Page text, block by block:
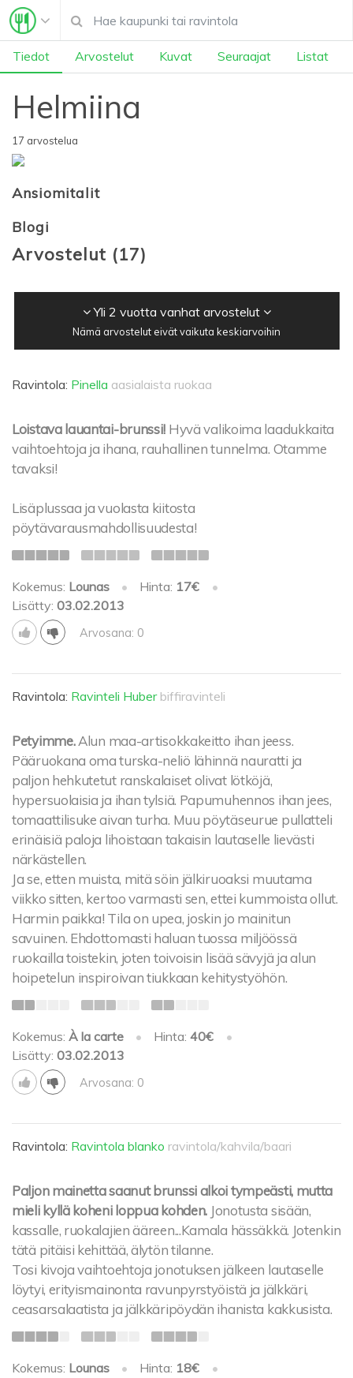
Tiedot Arvostelut Kuvat Seuraajat Listat
Helmiina
17 arvostelua
Ansiomitalit
Blogi
Arvostelut (17)
Yli 2 vuotta vanhat arvostelut
Nämä arvostelut eivät vaikuta keskiarvoihin
Ravintola: Pinella aasialaista ruokaa
Loistava lauantai-brunssi! Hyvä valikoima laadukkaita
vaihtoehtoja ja ihana, rauhallinen tunnelma. Otamme
tavaksi!
Lisäplussaa ja vuolasta kiitosta
pöytävarausmahdollisuudesta!
Kokemus: Lounas • Hinta: 17€
•
Lisätty: 03.02.2013
Arvosana: 0
Ravintola: Ravinteli Huber biffiravinteli
Petyimme.Alun maa-artisokkakeitto ihan jeess.
Pääruokana oma turska-neliö lähinnä nauratti ja
paljon hehkutetut ranskalaiset olivat lötköjä,
hypersuolaisia ja ihan tylsiä. Papumuhennos ihan jees,
tomaattilisuke aivan turha. Muu pöytäseurue pullatteli
erinäisiä paloja lihoistaan takaisin lautaselle lievästi
närkästellen.
Ja se, etten muista, mitä söin jälkiruoaksi muutama
viikko sitten, kertoo varmasti sen, ettei kummoista ollut.
Harmin paikka! Tila on upea, joskin jo mainitun
savuinen. Ehdottomasti haluan tuossa miljöössä
ruokailla toistekin, joten toivoisin lisää sävyjä ja alun
hoipetelun inspiroivan tiukkaan kehitystyöhön.
Kokemus: À la carte • Hinta:40€
•
Lisätty: 03.02.2013
Arvosana: 0
Ravintola: Ravintola blanko ravintola/kahvila/baari
Paljon mainetta saanut brunssi alkoi tympeästi, mutta
mieli kyllä koheni loppua kohden. Jonotusta sisään,
kassalle, ruokalajien ääreen...Kamala hässäkkä. Jotenkin
tätä pitäisi kehittää, älytön tilanne.
Tosi kivoja vaihtoehtoja jonotuksen jälkeen lautaselle
löytyi, erityismainonta ravunpyrstyöistä ja jälkkäri,
ceasarsalaatista ja jälkkäripöydän ihanista kakkusista.
Kokemus: Lounas • Hinta: 18€
•